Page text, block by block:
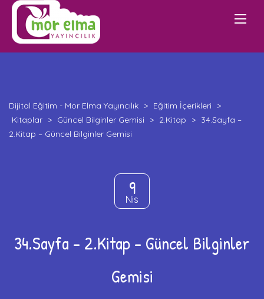
Dijital Eğitim - Mor Elma Yayıncılık > Eğitim İçerikleri
>
Kitaplar > Güncel Bilginler Gemisi > 2.Kitap > 34.Sayfa –
2.Kitap – Güncel Bilginler Gemisi
9
Nis
34.Sayfa – 2.Kitap – Güncel Bilginler
Gemisi